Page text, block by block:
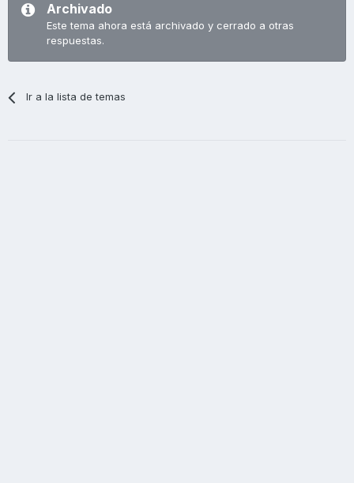
Archivado
Este tema ahora está archivado y cerrado a otras
respuestas.
Ir a la lista de temas